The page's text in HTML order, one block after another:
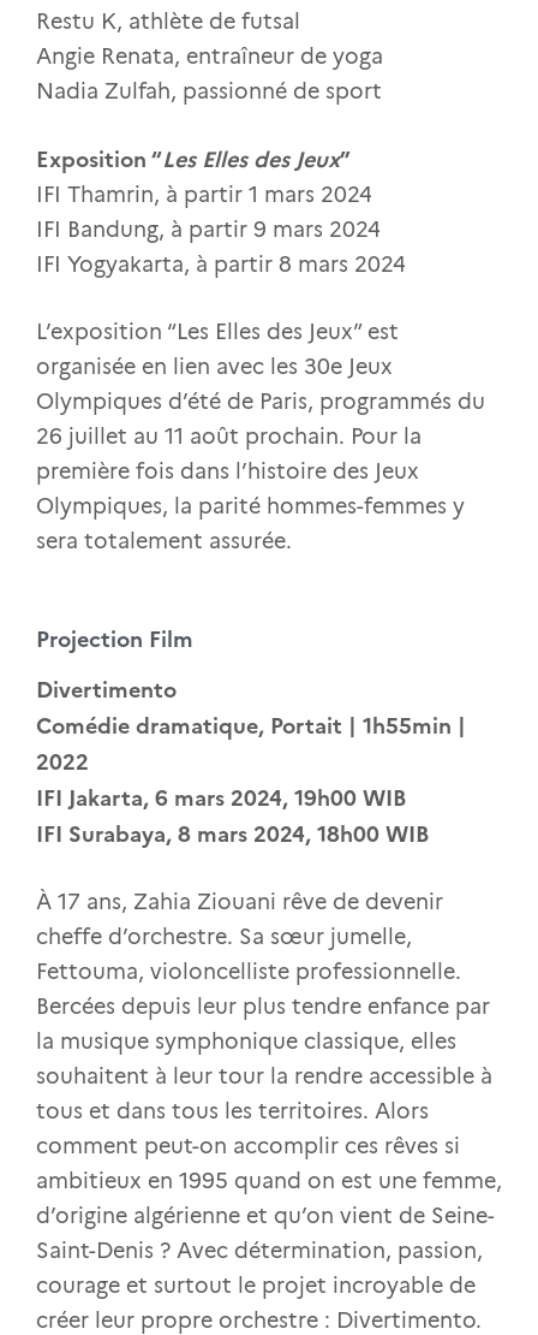
Restu K, athlète de futsal
Angie Renata, entraîneur de yoga
Nadia Zulfah, passionné de sport
Exposition “Les Elles des Jeux”
IFI Thamrin, à partir 1 mars 2024
IFI Bandung, à partir 9 mars 2024
IFI Yogyakarta, à partir 8 mars 2024
L’exposition “Les Elles des Jeux” est
organisée en lien avec les 30e Jeux
Olympiques d’été de Paris, programmés du
26 juillet au 11 août prochain. Pour la
première fois dans l’histoire des Jeux
Olympiques, la parité hommes-femmes y
sera totalement assurée.
Projection Film
Divertimento
Comédie dramatique, Portait | 1h55min |
2022
IFI Jakarta, 6 mars 2024, 19h00 WIB
IFI Surabaya, 8 mars 2024, 18h00 WIB
À 17 ans, Zahia Ziouani rêve de devenir
cheffe d’orchestre. Sa sœur jumelle,
Fettouma, violoncelliste professionnelle.
Bercées depuis leur plus tendre enfance par
la musique symphonique classique, elles
souhaitent à leur tour la rendre accessible à
tous et dans tous les territoires. Alors
comment peut-on accomplir ces rêves si
ambitieux en 1995 quand on est une femme,
d’origine algérienne et qu’on vient de Seine-
Saint-Denis ? Avec détermination, passion,
courage et surtout le projet incroyable de
créer leur propre orchestre : Divertimento.